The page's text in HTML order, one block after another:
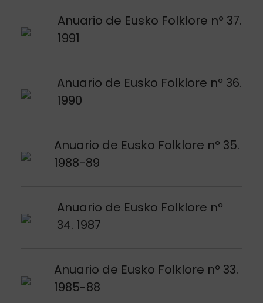
Anuario de Eusko Folklore nº 37.
1991
Argitalpena ikusi
Anuario de Eusko Folklore nº 36.
1990
Argitalpena ikusi
Anuario de Eusko Folklore nº 35.
1988-89
Argitalpena ikusi
Anuario de Eusko Folklore nº
34. 1987
Argitalpena ikusi
Anuario de Eusko Folklore nº 33.
1985-88
Argitalpena ikusi